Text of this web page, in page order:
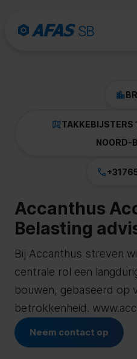
TAKKEBIJSTERS
NOORD-
Accanthus
Belasting
Bij Accanthus streven
centrale rol een
bouwen, gebaseerd op
betrokkenheid.
Neem contact op